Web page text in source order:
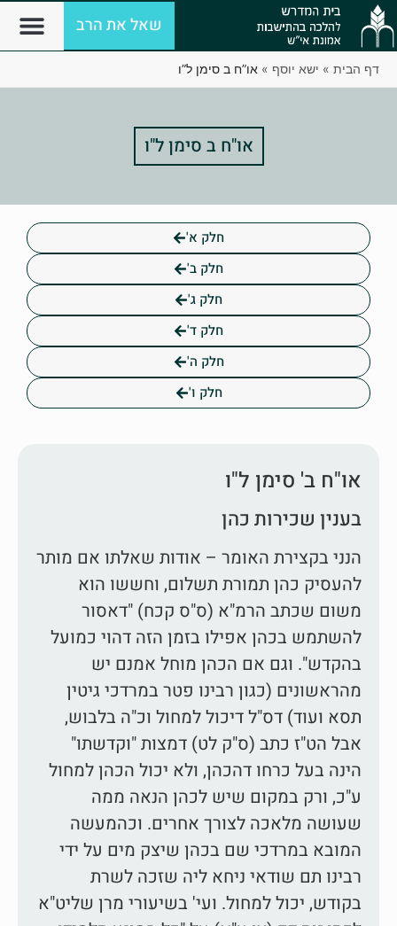
שאל את הרב
דף הבית » ישא יוסף » או”ח ב סימן ל”ו
או"ח ב סימן ל"ו
חלק א'
חלק ב'
חלק ג'
חלק ד'
חלק ה'
חלק ו'
או"ח ב' סימן ל"ו
בענין שכירות כהן
הנני בקצירת האומר – אודות שאלתו אם מותר
להעסיק כהן תמורת תשלום, וחששו הוא
משום שכתב הרמ"א (ס"ס קכח) "דאסור
להשתמש בכהן אפילו בזמן הזה דהוי כמועל
בהקדש". וגם אם הכהן מוחל אמנם יש
מהראשונים (כגון רבינו פטר במרדכי גיטין
תסא ועוד) דס"ל דיכול למחול וכ"ה בלבוש,
אבל הט"ז כתב (ס"ק לט) דמצות "וקדשתו"
הינה בעל כרחו דהכהן, ולא יכול הכהן למחול
ע"כ, ורק במקום שיש לכהן הנאה ממה
שעושה מלאכה לצורך אחרים. וכהמעשה
המובא במרדכי שם בכהן שיצק מים על ידי
רבינו תם שודאי ניחא ליה שזכה לשרת
בקודש, יכול למחול. ועי' בשיעורי מרן שליט"א